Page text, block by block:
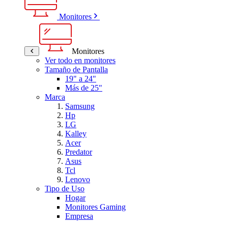
Monitores
Monitores
Ver todo en monitores
Tamaño de Pantalla
19" a 24"
Más de 25"
Marca
Samsung
Hp
LG
Kalley
Acer
Predator
Asus
Tcl
Lenovo
Tipo de Uso
Hogar
Monitores Gaming
Empresa